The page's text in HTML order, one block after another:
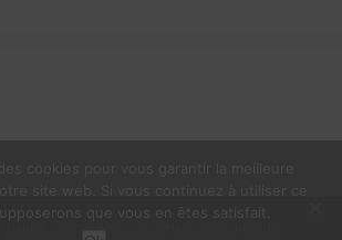
que vous en êtes satisfait.